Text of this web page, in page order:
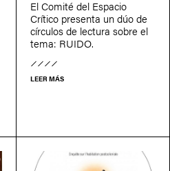
El Comité del Espacio
Crítico presenta un dúo de
círculos de lectura sobre el
tema: RUIDO.
LEER MÁS